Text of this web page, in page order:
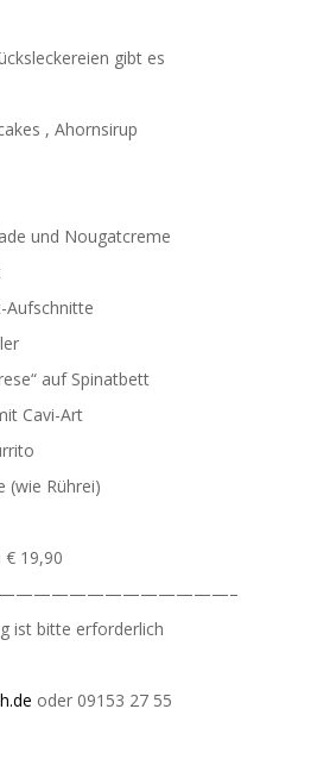
gibt es
, Ahornsirup
und Nougatcreme
Aufschnitte
auf Spinatbett
Cavi-Art
(wie Rührei)
€ 19,90
ist bitte erforderlich
oder 09153 27 55